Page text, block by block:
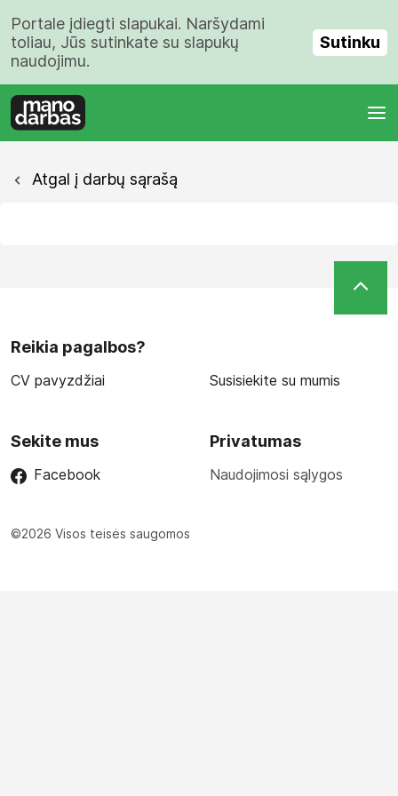
Portale įdiegti slapukai. Naršydami
toliau, Jūs sutinkate su slapukų
naudojimu.
Sutinku
Atgal į darbų sąrašą
Reikia pagalbos?
CV pavyzdžiai Susisiekite su mumis
Sekite mus
Facebook
Privatumas
Naudojimosi sąlygos
©2026 Visos teisės saugomos